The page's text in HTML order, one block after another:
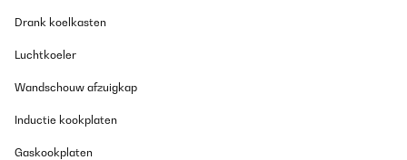
Drank koelkasten
Luchtkoeler
Wandschouw afzuigkap
Inductie kookplaten
Gaskookplaten